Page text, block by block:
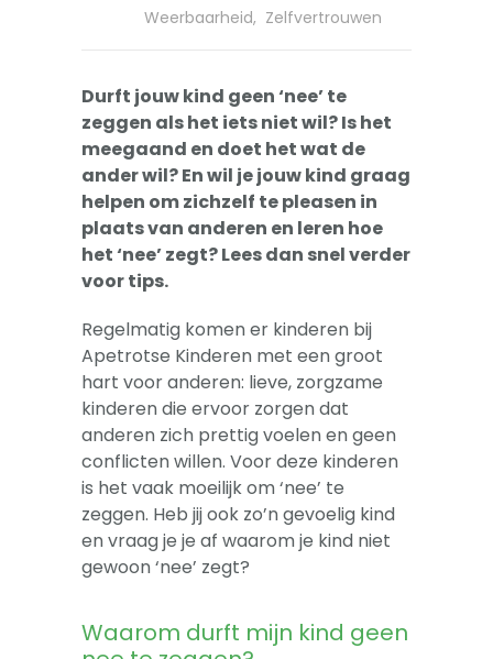
-- Training Zelfvertrouwen
-- Faalangst training kind
-- Training emoties kind
-- Sova-training kind
Artikelen
Weerbaarheid, Zelfvertrouwen
Durft jouw kind geen ‘nee’ te
zeggen als het iets niet wil? Is het
meegaand en doet het wat de
ander wil? En wil je jouw kind graag
helpen om zichzelf te pleasen in
plaats van anderen en leren hoe
het ‘nee’ zegt? Lees dan snel verder
voor tips.
Regelmatig komen er kinderen bij
Apetrotse Kinderen met een groot
hart voor anderen: lieve, zorgzame
kinderen die ervoor zorgen dat
anderen zich prettig voelen en geen
conflicten willen. Voor deze kinderen
is het vaak moeilijk om ‘nee’ te
zeggen. Heb jij ook zo’n gevoelig kind
en vraag je je af waarom je kind niet
gewoon ‘nee’ zegt?
Waarom durft mijn kind geen